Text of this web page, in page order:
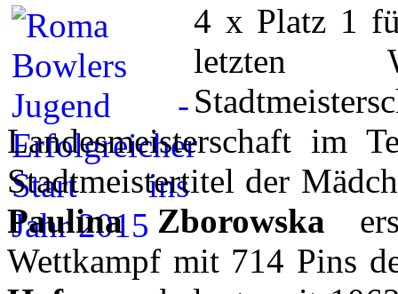
4 x Platz 1
letzten
Landesmeisterschaft im
Stadtmeistertitel der
Paulina Zborowska
Wettkampf mit 714 Pins